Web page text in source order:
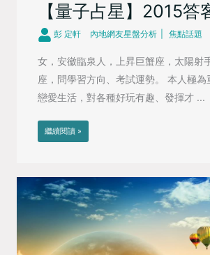
【量子占星】2015答
彭 定軒 內地網友星盤分析 焦點話題
女，安徽臨泉人，上昇巨蟹座，太陽射
座，問學習方向、考試運勢。 本人極為
戀愛生活，對各種好玩有趣、發揮才 ...
繼續閱讀 »